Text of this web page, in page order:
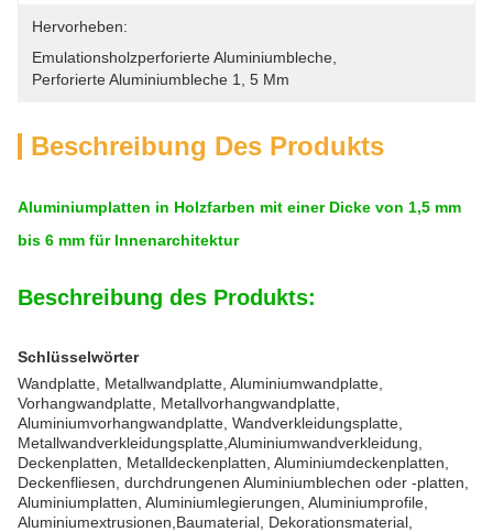
Hervorheben:
Emulationsholzperforierte Aluminiumbleche
Perforierte Aluminiumbleche 1
5 Mm
Beschreibung Des Produkts
Aluminiumplatten in Holzfarben mit einer Dicke von 1,5 mm
bis 6 mm für Innenarchitektur
Beschreibung des Produkts:
Schlüsselwörter
Wandplatte, Metallwandplatte, Aluminiumwandplatte,
Vorhangwandplatte, Metallvorhangwandplatte,
Aluminiumvorhangwandplatte, Wandverkleidungsplatte,
Metallwandverkleidungsplatte,Aluminiumwandverkleidung,
Deckenplatten, Metalldeckenplatten, Aluminiumdeckenplatten,
Deckenfliesen, durchdrungenen Aluminiumblechen oder -platten,
Aluminiumplatten, Aluminiumlegierungen, Aluminiumprofile,
Aluminiumextrusionen,Baumaterial, Dekorationsmaterial,